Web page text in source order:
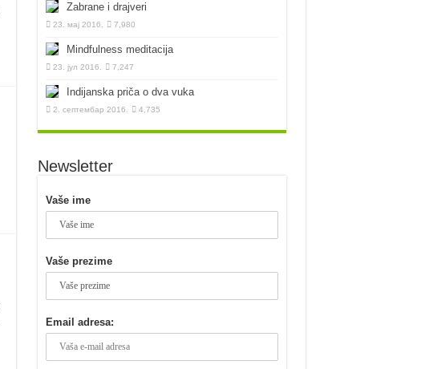
Zabrane i drajveri
23. мај 2016. 7,980
Mindfulness meditacija
23. јул 2016. 7,247
Indijanska priča o dva vuka
2. септембар 2016. 4,735
Newsletter
Vaše ime
Vaše prezime
Email adresa: